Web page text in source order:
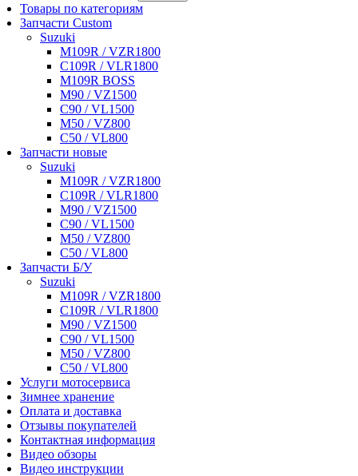
Товары по категориям
Запчасти Custom
Suzuki
M109R / VZR1800
C109R / VLR1800
M109R BOSS
M90 / VZ1500
C90 / VL1500
M50 / VZ800
C50 / VL800
Запчасти новые
Suzuki
M109R / VZR1800
C109R / VLR1800
M90 / VZ1500
C90 / VL1500
M50 / VZ800
C50 / VL800
Запчасти Б/У
Suzuki
M109R / VZR1800
C109R / VLR1800
M90 / VZ1500
C90 / VL1500
M50 / VZ800
C50 / VL800
Услуги мотосервиса
Зимнее хранение
Оплата и доставка
Отзывы покупателей
Контактная информация
Видео обзоры
Видео инструкции